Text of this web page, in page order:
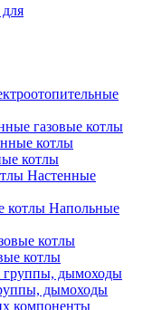
газовые котлы
котлы
Настенные
Напольные
котлы
дымоходы